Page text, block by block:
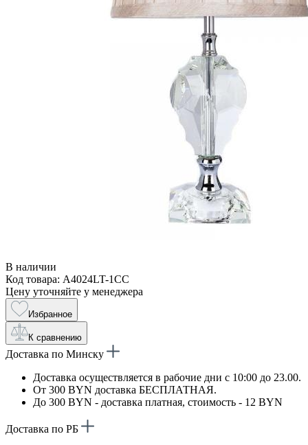
В наличии
Код товара: A4024LT-1CC
Цену уточняйте у менеджера
Избранное
К сравнению
Доставка по Минску
Доставка осуществляется в рабочие дни с 10:00 до 23.00.
От 300 BYN доставка БЕСПЛАТНАЯ.
До 300 BYN - доставка платная, стоимость - 12 BYN
Доставка по РБ